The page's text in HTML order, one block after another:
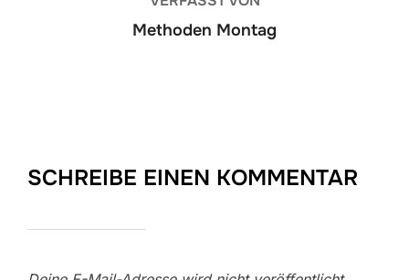
Methoden Montag
SCHREIBE EINEN KOMMENTAR